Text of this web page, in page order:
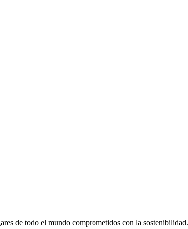
de todo el mundo comprometidos con la sostenibilidad.